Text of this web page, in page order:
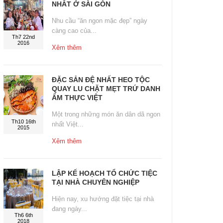
Th7 22nd
2016
NHẤT Ở SÀI GÒN
Nhu cầu “ăn ngon mặc đẹp” ngày
càng cao của...
Xêm thêm
Th10 16th
2015
ĐẶC SẢN ĐỆ NHẤT HEO TỘC
QUAY LU CHẶT MẸT TRỨ DANH
ẨM THỰC VIỆT
Một trong những món ăn dân dã ngon
nhất Việt...
Xêm thêm
Th6 6th
2018
LẬP KẾ HOẠCH TỔ CHỨC TIỆC
TẠI NHÀ CHUYÊN NGHIỆP
Hiện nay, xu hướng đặt tiệc tại nhà
đang ngày...